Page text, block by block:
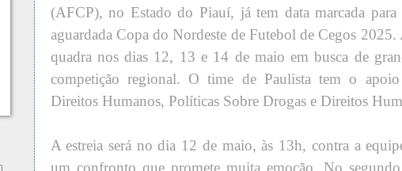
(AFCP), no Estado do Piauí, já tem data marcada para
aguardada Copa do Nordeste de Futebol de Cegos 2025.
quadra nos dias 12, 13 e 14 de maio em busca de
competição regional. O time de Paulista tem o apoio
Direitos Humanos, Políticas Sobre Drogas e Direitos
A estreia será no dia 12 de maio, às 13h, contra a